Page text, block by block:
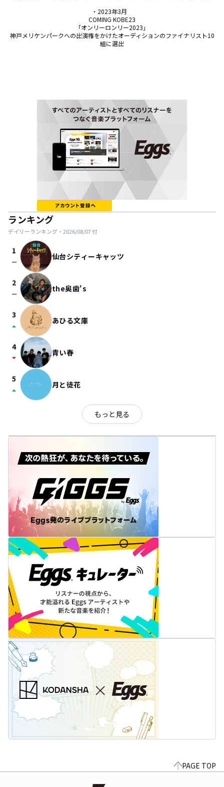
・2023年3月
COMING KOBE23
「オンリーロンリー2023」
神戸メリケンパークへの出演権をかけたオーディションのファイナリスト10
組に選出
ランキング
デイリーランキング・ 2026/08/07付
1
check_indeterminate_small 仙台シティーキャッツ
2
check_indeterminate_small the奥歯's
3
arrow_drop_up あひる文庫
4
arrow_drop_down 青い春
5
arrow_drop_up 月と徒花
もっと見る
PAGE TOP